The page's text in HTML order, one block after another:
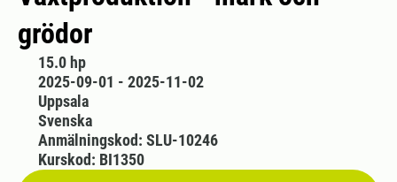
grödor
15.0 hp
2025-09-01 - 2025-11-02
Uppsala
Svenska
Anmälningskod: SLU-10246
Kurskod: BI1350